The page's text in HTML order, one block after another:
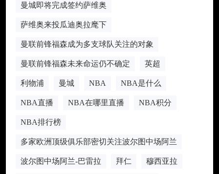
曼城即将完成签约萨维奥
萨维奥来投瓜迪奥拉麾下
曼联前锋福森成为多支球队关注的对象
曼联前锋福森未来命运仍不确定 英超
利物浦 曼城 NBA NBA是什么
NBA直播 NBA在哪里直播 NBA积分
NBA排行榜
多家欧洲顶级俱乐部密切关注波尔图中场阿兰
波尔图中场阿兰-巴雷拉 拜仁 穆西亚拉